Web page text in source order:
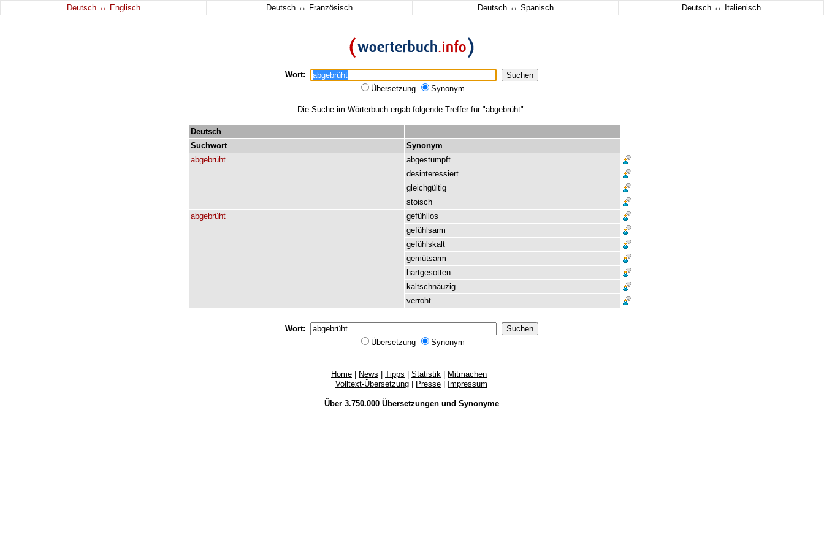
Deutsch ↔ Englisch Deutsch ↔ Französisch Deutsch ↔ Spanisch Deutsch ↔ Italienisch
Wort:
Übersetzung
Synonym
Die Suche im Wörterbuch ergab folgende Treffer für "abgebrüht":
Deutsch
Suchwort
Synonym
abgebrüht
abgestumpft
desinteressiert
gleichgültig
stoisch
abgebrüht
gefühllos
gefühlsarm
gefühlskalt
gemütsarm
hartgesotten
kaltschnäuzig
verroht
Wort:
Übersetzung
Synonym
Home News Tipps Statistik
Mitmachen
Volltext-Übersetzung
Presse Impressum
Über 3.750.000 Übersetzungenund Synonyme